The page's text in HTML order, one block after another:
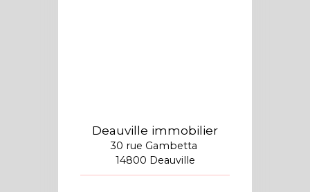
Deauville immobilier
30 rue Gambetta
14800 Deauville